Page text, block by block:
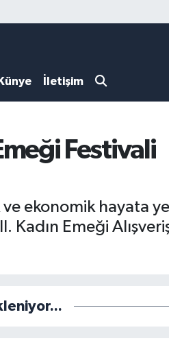
Künye İletişim
Festivali
ekonomik hayata
Kadın Emeği